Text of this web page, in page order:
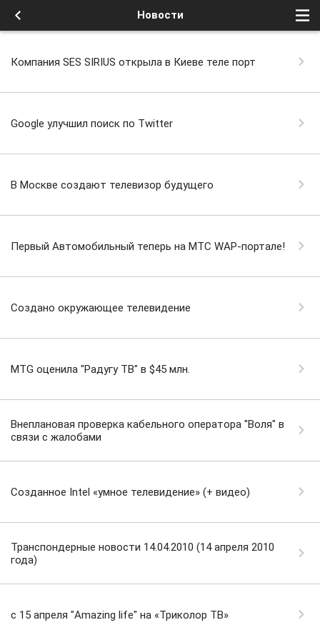
Новости
Компания SES SIRIUS открыла в Киеве теле порт
Google улучшил поиск по Twitter
В Москве создают телевизор будущего
Первый Автомобильный теперь на МТС WAP-портале!
Создано окружающее телевидение
MTG оценила "Радугу ТВ" в $45 млн.
Внеплановая проверка кабельного оператора "Воля" в
связи с жалобами
Созданное Intel «умное телевидение» (+ видео)
Транспондерные новости 14.04.2010 (14 апреля 2010
года)
c 15 апреля "Amazing life" на «Триколор ТВ»